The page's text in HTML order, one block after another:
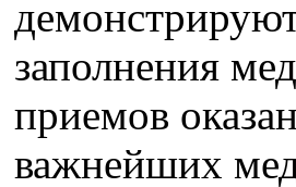
заполнения
приемов
важнейших